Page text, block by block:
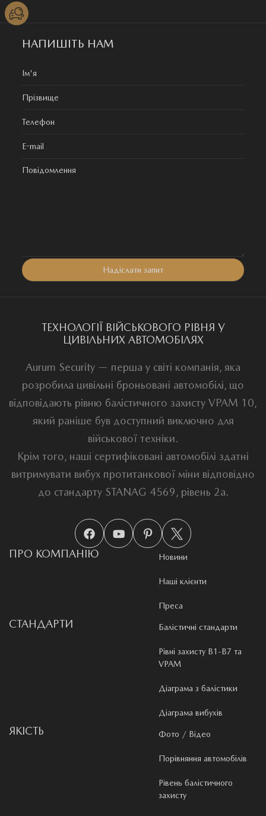
НАПИШІТЬ НАМ
ТЕХНОЛОГІЇ ВІЙСЬКОВОГО РІВНЯ У
ЦИВІЛЬНИХ АВТОМОБІЛЯХ
Aurum Security — перша у світі компанія, яка
розробила цивільні броньовані автомобілі, що
відповідають рівню балістичного захисту VPAM 10,
який раніше був доступний виключно для
військової техніки.
Крім того, наші сертифіковані автомобілі здатні
витримувати вибух протитанкової міни відповідно
до стандарту STANAG 4569, рівень 2a.
ПРО КОМПАНІЮ Новини
Наші клієнти
Преса
СТАНДАРТИ Балістичні стандарти
Рівні захисту B1-B7 та
VPAM
Діаграма з балістики
Діаграма вибухів
ЯКІСТЬ Фото / Відео
Порівняння автомобілів
Рівень балістичного
захисту